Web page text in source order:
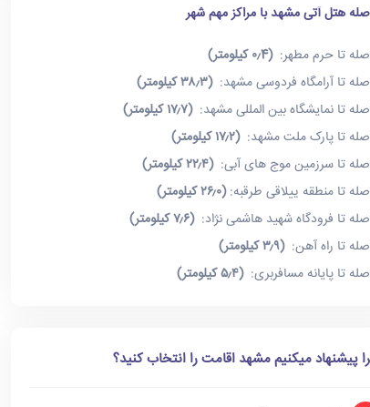
هتل آتی مشهد با مراکز مهم شهر
تا حرم مطهر:(۰٫4 کیلومتر)
تا آرامگاه فردوسی مشهد:(۳۸٫۳ کیلومتر)
تا نمایشگاه بین المللی مشهد:(۱۷٫۷ کیلومتر)
تا پارک ملت مشهد:(۱۷٫۲ کیلومتر)
تا سرزمین موج های آبی:(۲۲٫۴ کیلومتر)
تا منطقه ییلاقی طرقبه:(۲۶٫۰ کیلومتر)
تا فرودگاه شهید هاشمی نژاد:(۷٫۶ کیلومتر)
تا راه آهن:(۳٫۹ کیلومتر)
تا پایانه مسافربری:(۵٫۴ کیلومتر)
پیشنهاد میکنیم مشهد اقامت را انتخاب کنید؟